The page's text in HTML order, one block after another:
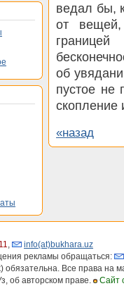
ведал бы,
от
об
пустое не
скопление
«назад
,
info(at)bukhara.uz
рекламы обращаться:
обязательна. Все права на
об авторском праве.
Сайт